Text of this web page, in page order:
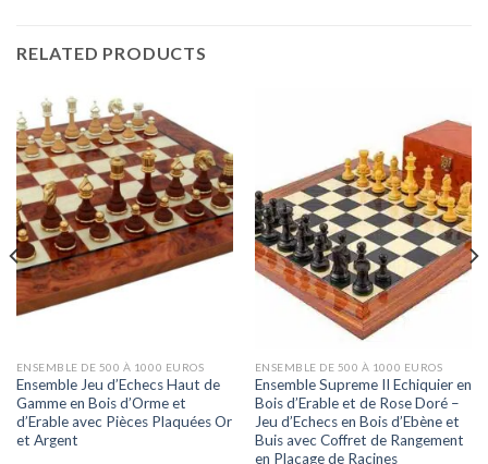
RELATED PRODUCTS
ENSEMBLE DE 500 À 1000 EUROS
Ensemble Jeu d’Echecs Haut de
Gamme en Bois d’Orme et
d’Erable avec Pièces Plaquées Or
et Argent
ENSEMBLE DE 500 À 1000 EUROS
Ensemble Supreme II Echiquier en
Bois d’Erable et de Rose Doré –
Jeu d’Echecs en Bois d’Ebène et
Buis avec Coffret de Rangement
en Placage de Racines